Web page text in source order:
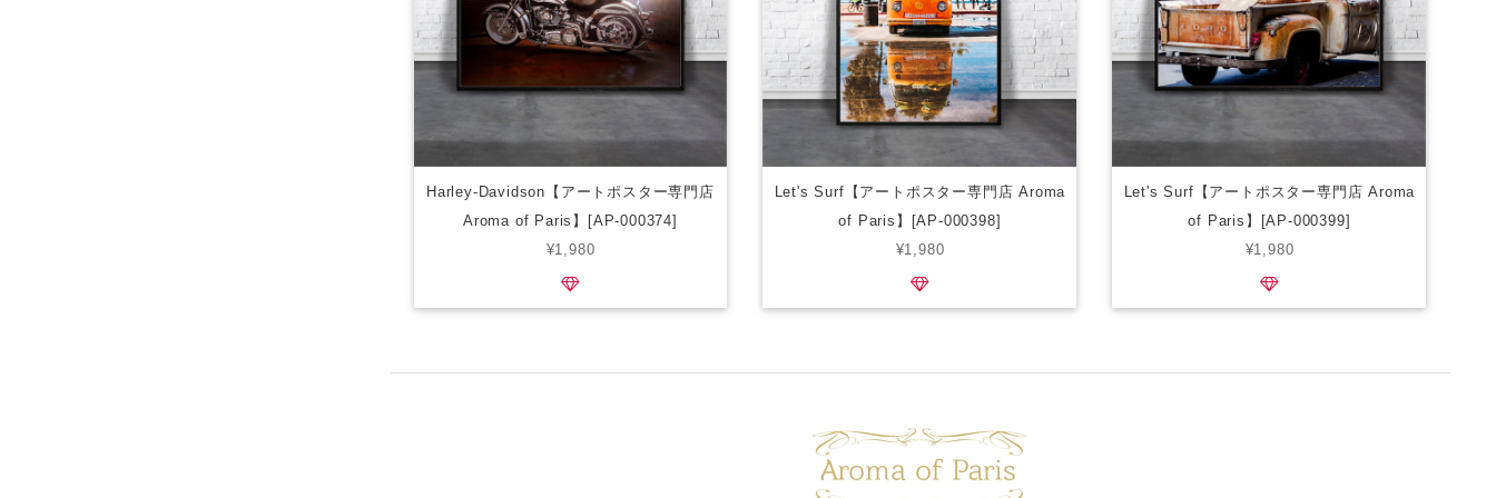
Harley-Davidson【アートポスター専門店
Aroma of Paris】[AP-000374]
¥1,980
Let's Surf【アートポスター専門店 Aroma
of Paris】[AP-000398]
¥1,980
Let's Surf【アートポスター専門店 Aroma
of Paris】[AP-000399]
¥1,980